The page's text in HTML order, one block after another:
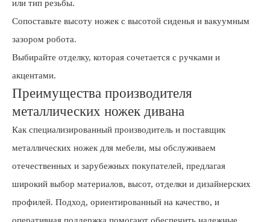
или тип резьбы.
Сопоставьте высоту ножек с высотой сиденья и вакуумным
зазором робота.
Выбирайте отделку, которая сочетается с ручками и
акцентами.
Преимущества производителя
металлических ножек дивана
Как специализированный производитель и поставщик
металлических ножек для мебели, мы обслуживаем
отечественных и зарубежных покупателей, предлагая
широкий выбор материалов, высот, отделки и дизайнерских
профилей. Подход, ориентированный на качество, и